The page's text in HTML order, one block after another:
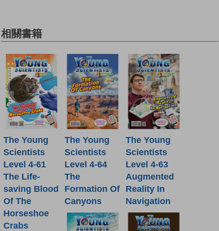
相關書籍
The Young
Scientists
Level 4-61
The Life-
saving Blood
Of The
Horseshoe
Crabs
The Young
Scientists
Level 4-64
The
Formation Of
Canyons
The Young
Scientists
Level 4-63
Augmented
Reality In
Navigation